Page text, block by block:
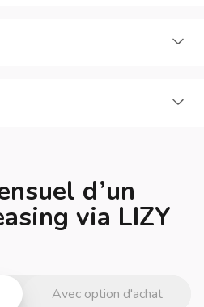
d’un
via LIZY
Avec option d'achat